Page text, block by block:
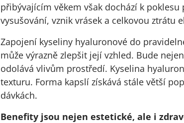
přibývajícím věkem však dochází k
vysušování, vznik vrásek a celkovou ztrátu
Zapojení kyseliny hyaluronové do
může výrazně zlepšit její vzhled. Bude
odolává vlivům prostředí. Kyselina
texturu. Forma kapslí získává stále větší
dávkách.
Benefity jsou nejen estetické, ale i